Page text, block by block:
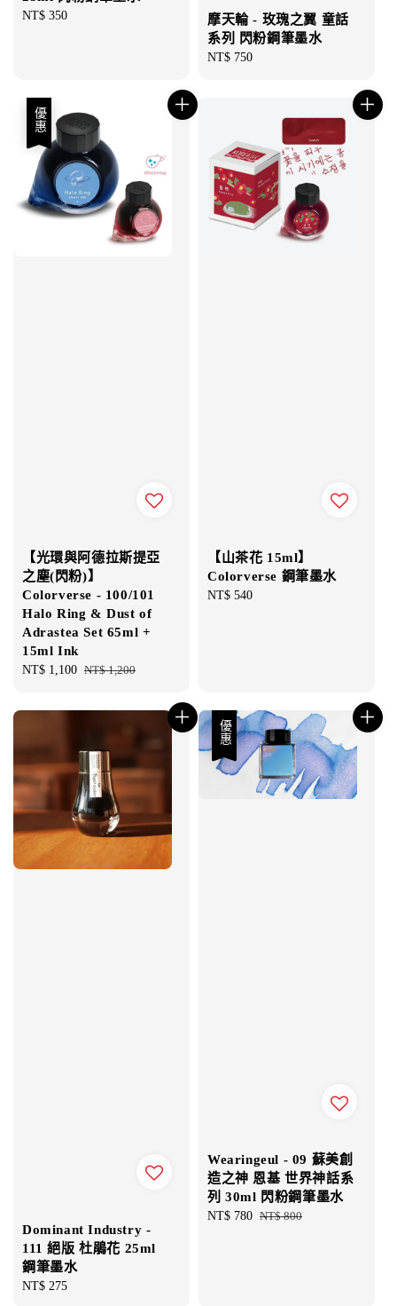
Regular
NT$ 350
摩天輪 - 玫瑰之翼 童話
系列 閃粉鋼筆墨水
Regular
NT$ 750
優惠
【光環與阿德拉斯提亞
之塵(閃粉)】
Colorverse - 100/101
Halo Ring & Dust of
Adrastea Set 65ml +
15ml Ink
Sale
NT$ 1,100 Regular
NT$ 1,200
【山茶花 15ml】
Colorverse 鋼筆墨水
Regular
NT$ 540
Dominant Industry -
111 絕版 杜鵑花 25ml
鋼筆墨水
Regular
NT$ 275
優惠
Wearingeul - 09 蘇美創
造之神 恩基 世界神話系
列 30ml 閃粉鋼筆墨水
Sale
NT$ 780 Regular
NT$ 800